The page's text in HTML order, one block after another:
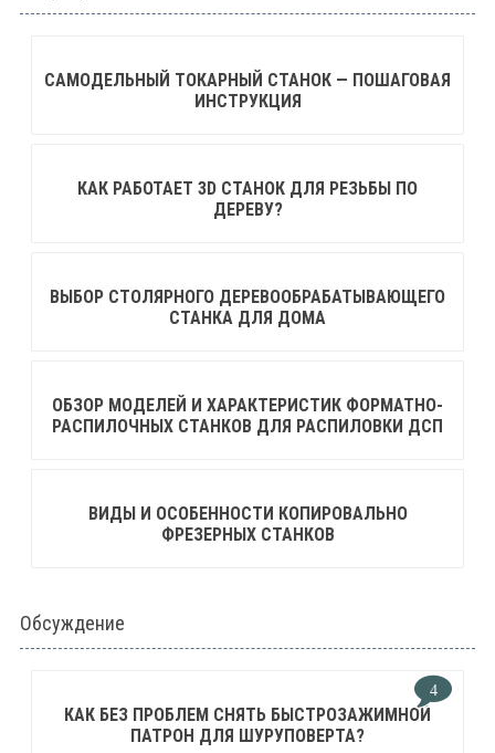
САМОДЕЛЬНЫЙ ТОКАРНЫЙ СТАНОК — ПОШАГОВАЯ
ИНСТРУКЦИЯ
КАК РАБОТАЕТ 3D СТАНОК ДЛЯ РЕЗЬБЫ ПО
ДЕРЕВУ?
ВЫБОР СТОЛЯРНОГО ДЕРЕВООБРАБАТЫВАЮЩЕГО
СТАНКА ДЛЯ ДОМА
ОБЗОР МОДЕЛЕЙ И ХАРАКТЕРИСТИК ФОРМАТНО-
РАСПИЛОЧНЫХ СТАНКОВ ДЛЯ РАСПИЛОВКИ ДСП
ВИДЫ И ОСОБЕННОСТИ КОПИРОВАЛЬНО
ФРЕЗЕРНЫХ СТАНКОВ
Обсуждение
4
КАК БЕЗ ПРОБЛЕМ СНЯТЬ БЫСТРОЗАЖИМНОЙ
ПАТРОН ДЛЯ ШУРУПОВЕРТА?